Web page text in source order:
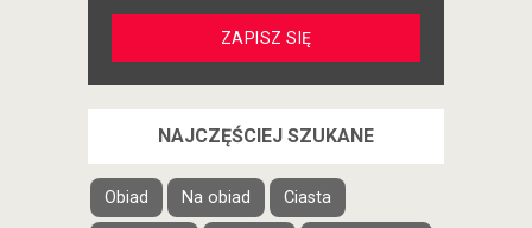
NAJCZĘŚCIEJ SZUKANE
Obiad Na obiad Ciasta